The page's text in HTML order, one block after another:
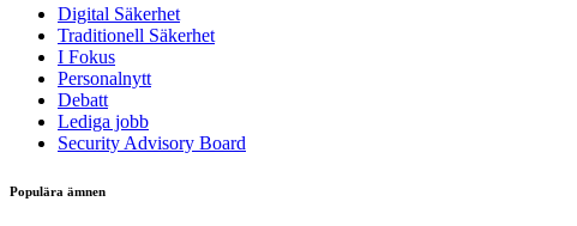
Digital Säkerhet
Traditionell Säkerhet
I Fokus
Personalnytt
Debatt
Lediga jobb
Security Advisory Board
Populära ämnen